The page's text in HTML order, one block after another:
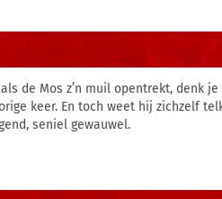
de Mos z’n muil opentrekt, denk
keer. En toch weet hij zichzelf
seniel gewauwel.